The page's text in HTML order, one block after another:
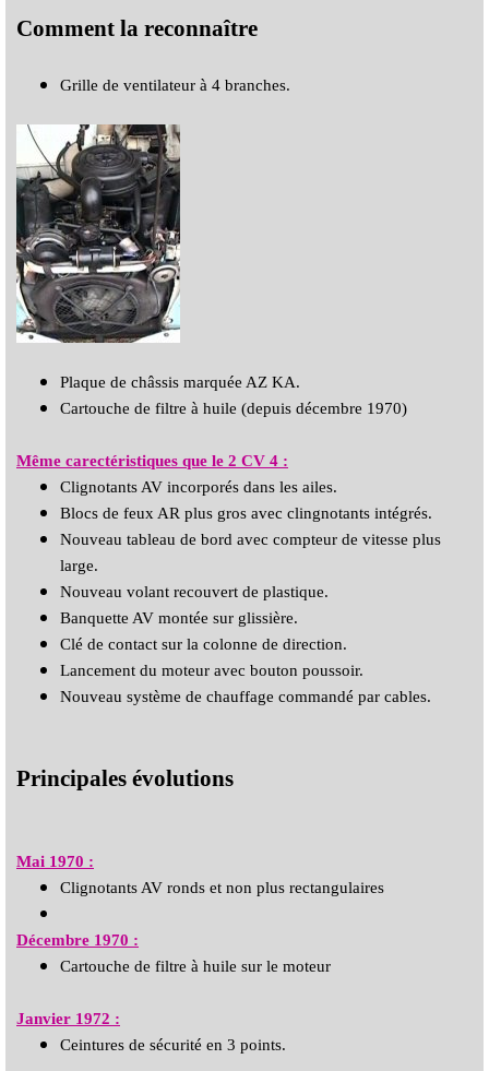
Comment la reconnaître
Grille de ventilateur à 4 branches.
Plaque de châssis marquée AZ KA.
Cartouche de filtre à huile (depuis décembre 1970)
Même carectéristiques que le 2 CV 4 :
Clignotants AV incorporés dans les ailes.
Blocs de feux AR plus gros avec clingnotants intégrés.
Nouveau tableau de bord avec compteur de vitesse plus
large.
Nouveau volant recouvert de plastique.
Banquette AV montée sur glissière.
Clé de contact sur la colonne de direction.
Lancement du moteur avec bouton poussoir.
Nouveau système de chauffage commandé par cables.
Principales évolutions
Mai 1970 :
Clignotants AV ronds et non plus rectangulaires
Décembre 1970 :
Cartouche de filtre à huile sur le moteur
Janvier 1972 :
Ceintures de sécurité en 3 points.